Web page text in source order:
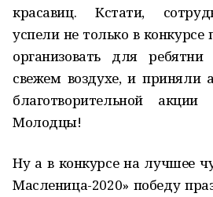
красавиц. Кстати,
успели не только в конкурсе
организовать для
свежем воздухе, и приняли
благотворительной акции
Молодцы!
Ну а в конкурсе на лучшее
Масленица-2020» победу